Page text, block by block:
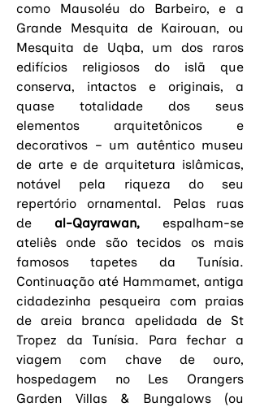
como Mausoléu do Barbeiro, e a
Grande Mesquita de Kairouan, ou
Mesquita de Uqba, um dos raros
edifícios religiosos do islã que
conserva, intactos e originais, a
quase totalidade dos seus
elementos arquitetônicos e
decorativos – um autêntico museu
de arte e de arquitetura islâmicas,
notável pela riqueza do seu
repertório ornamental. Pelas ruas
de
al-Qayrawan, espalham-se
ateliês onde são tecidos os mais
famosos tapetes da Tunísia.
Continuação até Hammamet, antiga
cidadezinha pesqueira com praias
de areia branca apelidada de St
Tropez da Tunísia. Para fechar a
viagem com chave de ouro,
hospedagem no Les Orangers
Garden Villas & Bungalows (ou